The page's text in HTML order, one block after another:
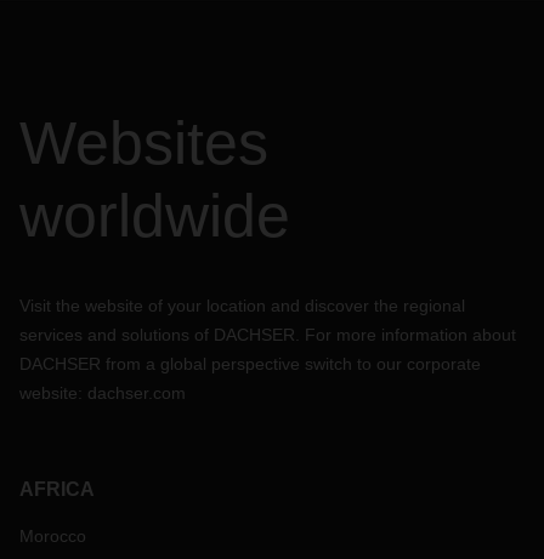
Websites
worldwide
Visit the website of your location and discover the regional
services and solutions of DACHSER. For more information about
DACHSER from a global perspective switch to our corporate
website: dachser.com
AFRICA
Morocco